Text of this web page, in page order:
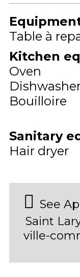
Table à
Kitchen
Oven
Bouilloire
Sanitary
Hair dryer
See
Saint
ville-